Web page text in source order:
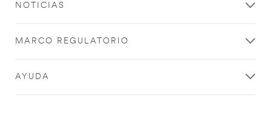
NOTICIAS
MARCO REGULATORIO
AYUDA